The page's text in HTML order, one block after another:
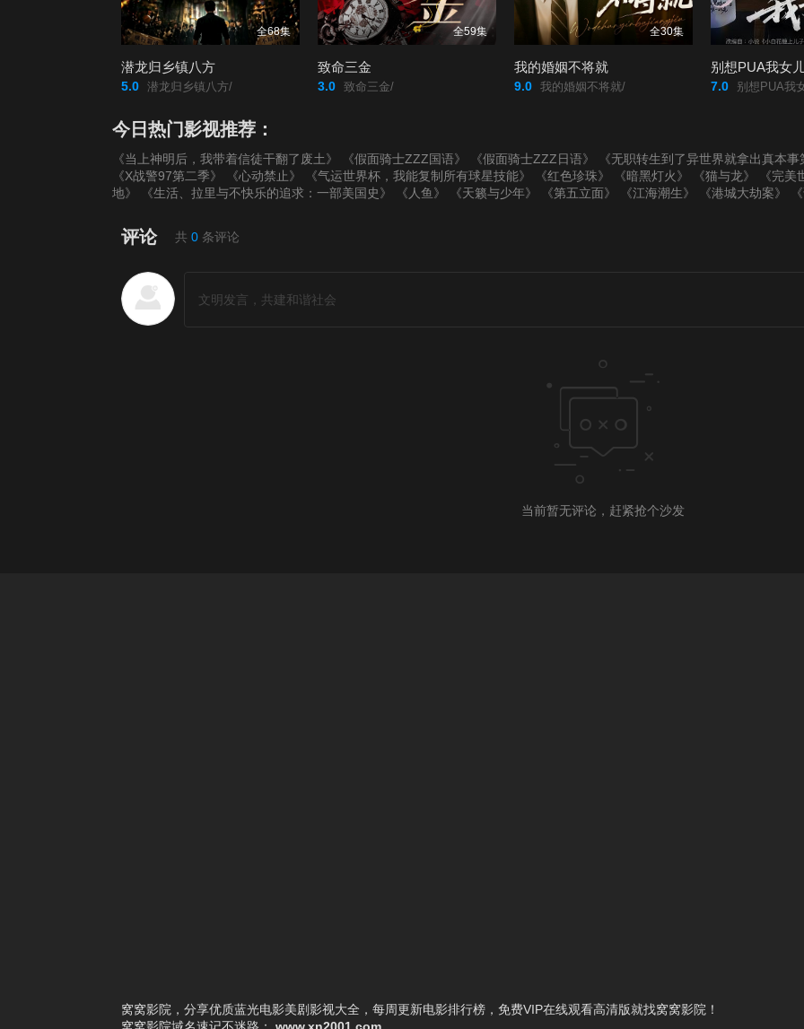
全68集
潜龙归乡镇八方
5.0 潜龙归乡镇八方/
全59集
致命三金
3.0 致命三金/
全30集
我的婚姻不将就
9.0 我的婚姻不将就/
别想PUA我女
7.0 别想PUA我
今日热门影视推荐：
《当上神明后，我带着信徒干翻了废土》 《假面骑士ZZZ国语》 《假面骑士ZZZ日语》
《无职转生到了异世界就拿出真本事
《X战警97第二季》
《心动禁止》 《气运世界杯，我能复制所有球星技能》 《红色珍珠》 《暗黑灯火》 《猫与龙》
《完
地》
《生活、拉里与不快乐的追求：一部美国史》 《人鱼》 《天籁与少年》 《第五立面》 《江海潮生》 《港城大劫案》
评论 共 0条评论
当前暂无评论，赶紧抢个沙发
窝窝影院，分享优质蓝光电影美剧影视大全，每周更新电影排行榜，免费VIP在线观看高清版就找窝窝影院！